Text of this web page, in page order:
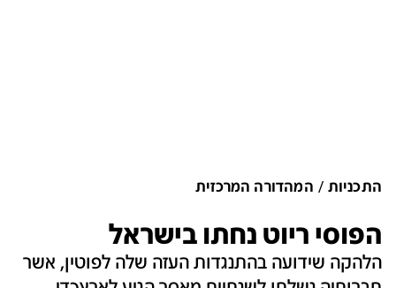
התכניות המהדורה המרכזית
הפוסי ריוט נחתו בישראל
הלהקה שידועה בהתנגדות העזה שלה לפוטין, אשר